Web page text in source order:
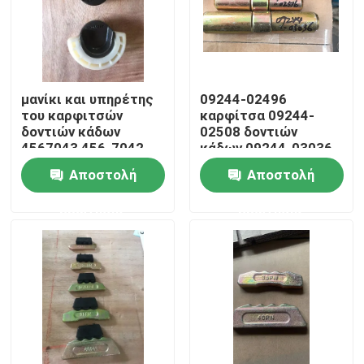
Γύρος εργοστασίων
Ποιοτικός έλεγχος
Μας ελάτε σε επαφή με
Ζητήστε ένα απόσπασμα
Δόντι κάδων εκσκαφέων της KOMATSU
δόντι σκαριφιστήρων εκσκαφέων
μανίκι και υπηρέτης
του καρφιτσών
δοντιών κάδων
4567043 456-7042
Αποστολή
09244-02496
καρφίτσα 09244-
02508 δοντιών
κάδων 09244-03036
καρφίτσες κάδων
της KOMATSU
Αποστολή